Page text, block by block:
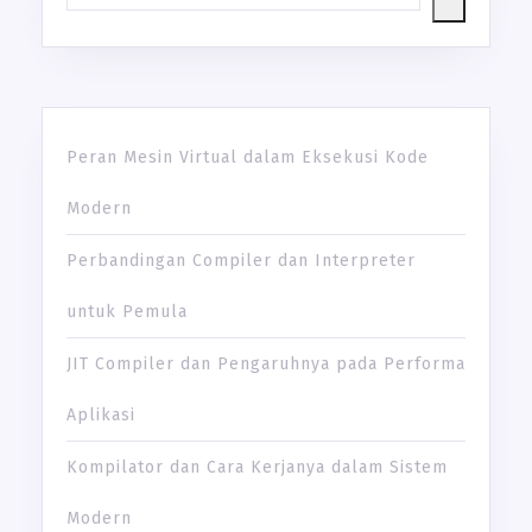
Peran Mesin Virtual dalam Eksekusi Kode
Modern
Perbandingan Compiler dan Interpreter
untuk Pemula
JIT Compiler dan Pengaruhnya pada Performa
Aplikasi
Kompilator dan Cara Kerjanya dalam Sistem
Modern